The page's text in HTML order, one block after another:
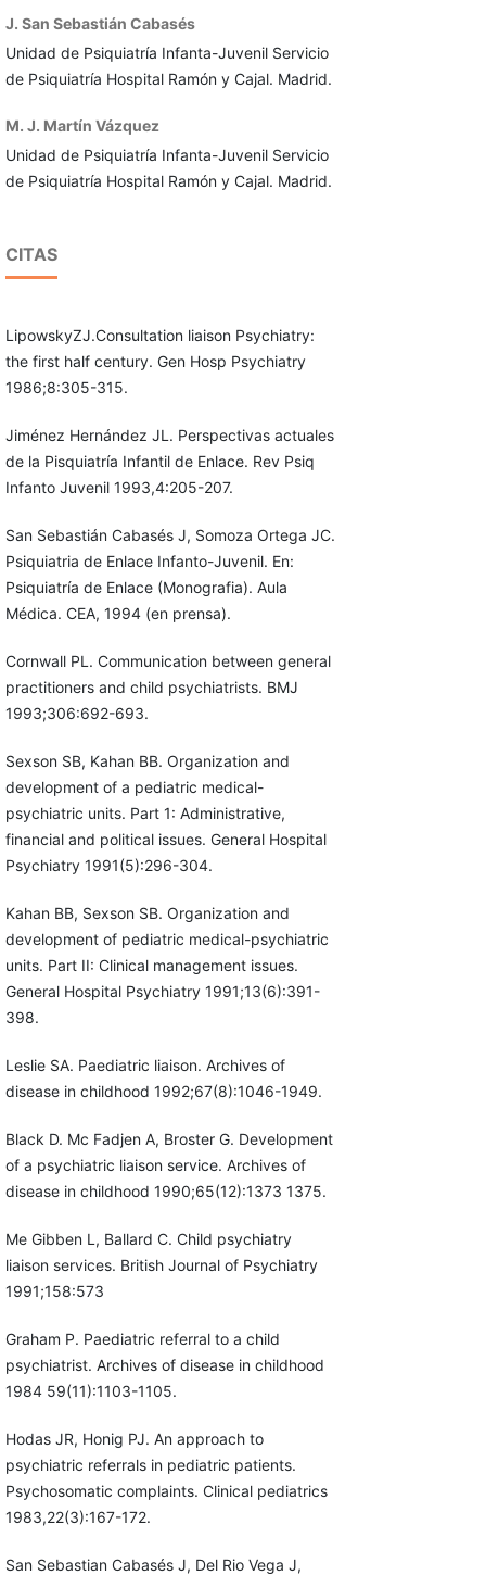
J. San Sebastián Cabasés
Unidad de Psiquiatría Infanta-Juvenil Servicio
de Psiquiatría Hospital Ramón y Cajal. Madrid.
M. J. Martín Vázquez
Unidad de Psiquiatría Infanta-Juvenil Servicio
de Psiquiatría Hospital Ramón y Cajal. Madrid.
CITAS
LipowskyZJ.Consultation liaison Psychiatry:
the first half century. Gen Hosp Psychiatry
1986;8:305-315.
Jiménez Hernández JL. Perspectivas actuales
de la Pisquiatría Infantil de Enlace. Rev Psiq
Infanto Juvenil 1993,4:205-207.
San Sebastián Cabasés J, Somoza Ortega JC.
Psiquiatria de Enlace Infanto-Juvenil. En:
Psiquiatría de Enlace (Monografia). Aula
Médica. CEA, 1994 (en prensa).
Cornwall PL. Communication between general
practitioners and child psychiatrists. BMJ
1993;306:692-693.
Sexson SB, Kahan BB. Organization and
development of a pediatric medical-
psychiatric units. Part 1: Administrative,
financial and political issues. General Hospital
Psychiatry 1991(5):296-304.
Kahan BB, Sexson SB. Organization and
development of pediatric medical-psychiatric
units. Part II: Clinical management issues.
General Hospital Psychiatry 1991;13(6):391-
398.
Leslie SA. Paediatric liaison. Archives of
disease in childhood 1992;67(8):1046-1949.
Black D. Mc Fadjen A, Broster G. Development
of a psychiatric liaison service. Archives of
disease in childhood 1990;65(12):1373 1375.
Me Gibben L, Ballard C. Child psychiatry
liaison services. British Journal of Psychiatry
1991;158:573
Graham P. Paediatric referral to a child
psychiatrist. Archives of disease in childhood
1984 59(11):1103-1105.
Hodas JR, Honig PJ. An approach to
psychiatric referrals in pediatric patients.
Psychosomatic complaints. Clinical pediatrics
1983,22(3):167-172.
San Sebastian Cabasés J, Del Rio Vega J,